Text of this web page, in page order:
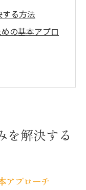
る方法
の基本アプロ
屋敷対策のポ
の選び方解説
ツとは
を解決する
アプローチ